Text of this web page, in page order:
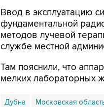
Ввод в эксплуатацию
фундаментальной
методов лучевой
службе местной
Там пояснили, что
мелких лабораторных
Дубна Московская